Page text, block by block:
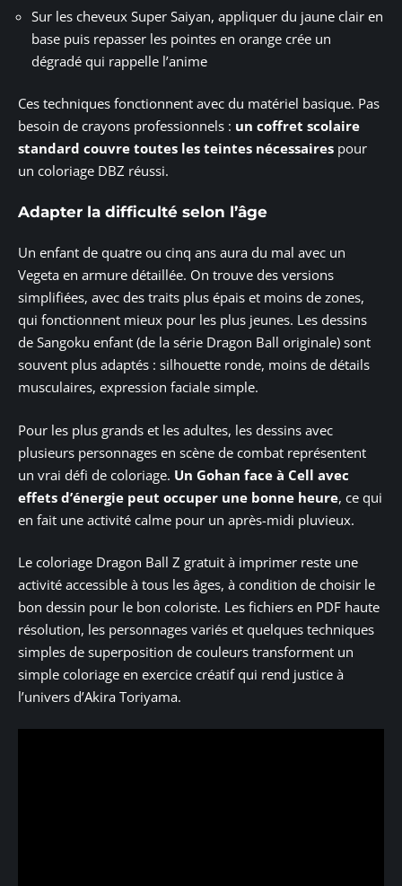
Sur les cheveux Super Saiyan, appliquer du jaune clair en
base puis repasser les pointes en orange crée un
dégradé qui rappelle l’anime
Ces techniques fonctionnent avec du matériel basique. Pas
besoin de crayons professionnels : un coffret scolaire
standard couvre toutes les teintes nécessaires pour
un coloriage DBZ réussi.
Adapter la difficulté selon l’âge
Un enfant de quatre ou cinq ans aura du mal avec un
Vegeta en armure détaillée. On trouve des versions
simplifiées, avec des traits plus épais et moins de zones,
qui fonctionnent mieux pour les plus jeunes. Les dessins
de Sangoku enfant (de la série Dragon Ball originale) sont
souvent plus adaptés : silhouette ronde, moins de détails
musculaires, expression faciale simple.
Pour les plus grands et les adultes, les dessins avec
plusieurs personnages en scène de combat représentent
un vrai défi de coloriage. Un Gohan face à Cell avec
effets d’énergie peut occuper une bonne heure, ce qui
en fait une activité calme pour un après-midi pluvieux.
Le coloriage Dragon Ball Z gratuit à imprimer reste une
activité accessible à tous les âges, à condition de choisir le
bon dessin pour le bon coloriste. Les fichiers en PDF haute
résolution, les personnages variés et quelques techniques
simples de superposition de couleurs transforment un
simple coloriage en exercice créatif qui rend justice à
l’univers d’Akira Toriyama.